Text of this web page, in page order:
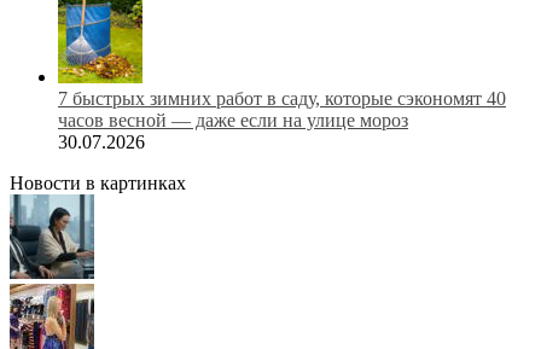
7 быстрых зимних работ в саду, которые сэкономят 40
часов весной — даже если на улице мороз
30.07.2026
Новости в картинках